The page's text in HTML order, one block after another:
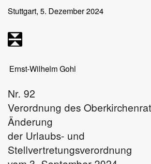
Stuttgart, 5. Dezember 2024
Ernst-Wilhelm Gohl
Nr. 92
Verordnung des
Änderung
der Urlaubs- und
Stellvertretungsverordnung